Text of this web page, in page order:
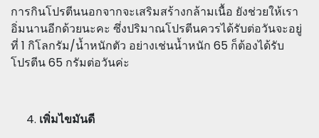
การกินโปรตีนนอกจากจะเสริมสร้างกล้ามเนื้อ ยังช่วยให้เรา
อิ่มนานอีกด้วยนะคะ ซึ่งปริมาณโปรตีนควรได้รับต่อวันจะอยู่
ที่ 1 กิโลกรัม/น้ำหนักตัว อย่างเช่นน้ำหนัก 65 ก็ต้องได้รับ
โปรตีน 65 กรัมต่อวันค่ะ
เพิ่มไขมันดี